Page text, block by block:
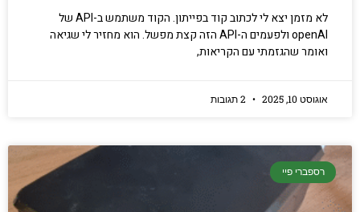
לא מזמן יצא לי לכתוב קוד בפייתון. הקוד משתמש ב-API של
openAI ולפעמים ה-API הזה קצת מפשל. הוא מחזיר לי שגיאה
ואומר שהגזמתי עם הקריאות,
אוגוסט 10, 2025
רספברי פיי